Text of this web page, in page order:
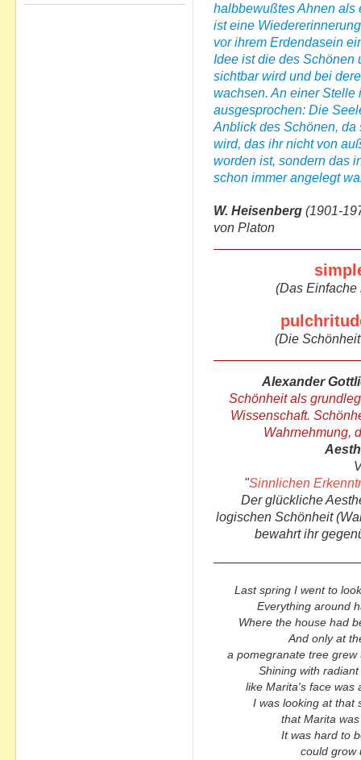
halbbewußtes Ahnen als
ist eine
vor ihrem Erdendasein
Idee ist die des Schönen
sichtbar wird und bei
wachsen. An einer Stelle
ausgesprochen: Die
Anblick des Schönen, da
wird, das ihr nicht von
worden ist, sondern das
schon immer angelegt
W. Heisenberg (1901-
von Platon
(Das Einfache
(Die
Alexander
Schönheit als
Wissenschaft.
Wahrnehmung,
"Sinnlichen
Der glückliche
logischen Schönheit
bewahrt ihr
Last spring I went to
Everything around
Where the house had
And only at
a pomegranate tree
Shining with
like Marita's face was
I was looking at that
that Marita
It was hard to
could grow